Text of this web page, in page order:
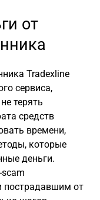
от
Tradexline
сервиса,
терять
средств
времени,
которые
деньги.
пострадавшим от